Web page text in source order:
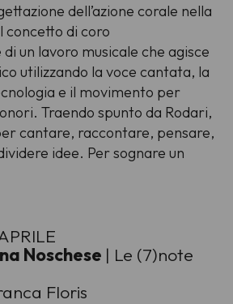
dell’azione corale nella
concetto di coro
un lavoro musicale che agisce
utilizzando la voce cantata, la
e il movimento per
Traendo spunto da Rodari,
cantare, raccontare, pensare,
idee. Per sognare un
Noschese | Le (7)note
Floris